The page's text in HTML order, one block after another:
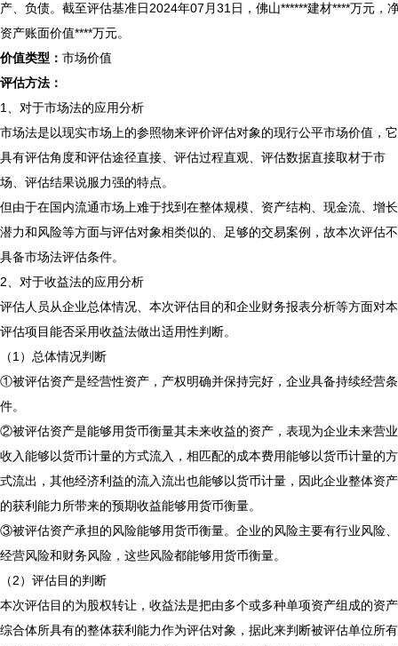
产、负债。截至评估基准日2024年07月31日，佛山******建材****万元，
资产账面价值****万元。
价值类型： 市场价值
评估方法：
1、对于市场法的应用分析
市场法是以现实市场上的参照物来评价评估对象的现行公平市场价值，它
具有评估角度和评估途径直接、评估过程直观、评估数据直接取材于市
场、评估结果说服力强的特点。
但由于在国内流通市场上难于找到在整体规模、资产结构、现金流、增长
潜力和风险等方面与评估对象相类似的、足够的交易案例，故本次评估不
具备市场法评估条件。
2、对于收益法的应用分析
评估人员从企业总体情况、本次评估目的和企业财务报表分析等方面对本
评估项目能否采用收益法做出适用性判断。
（1）总体情况判断
①被评估资产是经营性资产，产权明确并保持完好，企业具备持续经营条
件。
②被评估资产是能够用货币衡量其未来收益的资产，表现为企业未来营业
收入能够以货币计量的方式流入，相匹配的成本费用能够以货币计量的方
式流出，其他经济利益的流入流出也能够以货币计量，因此企业整体资产
的获利能力所带来的预期收益能够用货币衡量。
③被评估资产承担的风险能够用货币衡量。企业的风险主要有行业风险、
经营风险和财务风险，这些风险都能够用货币衡量。
（2）评估目的判断
本次评估目的为股权转让，收益法是把由多个或多种单项资产组成的资产
综合体所具有的整体获利能力作为评估对象，据此来判断被评估单位所有